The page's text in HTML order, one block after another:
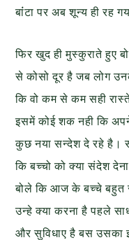
बांंटा पर अब शून्य ही रह
फिर खुद ही मुस्कुराते हुए
से कोसो दूर है जब लोग
कि वो कम से कम सही
इसमें कोई शक नही कि
कुछ नया सन्देश दे रहे है।
कि बच्चो को क्या संदेश
बोले कि आज के बच्चे बहुत
उन्हे क्या करना है पहले
और सुविधाए है बस उसका